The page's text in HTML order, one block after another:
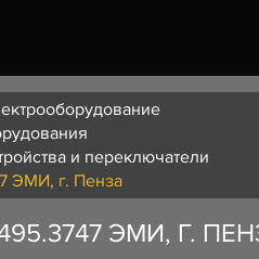
и переключатели
ЭМИ, г. Пенза
ЭМИ, Г.